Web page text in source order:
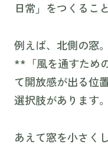
日常」をつくるこ
例えば、北側の窓
**「風を通すため
て開放感が出る位
選択肢があります。
あえて窓を小さく